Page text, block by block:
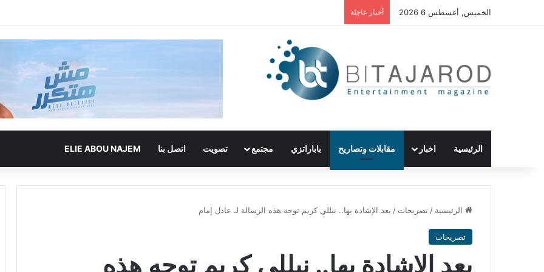
الخميس, أغسطس 6 2026 أخبار عاجلة
الرئيسية اخبار مقابلات وتصاريح باباراتزي مجتمع تصويت اتصل بنا ELIE ABOU NAJEM
الرئيسية / تصريحات / بعد الإشادة بها.. نيللي كريم توجه هذه الرسالة لـ عادل إمام
تصريحات
بعد الإشادة بها.. نيللي كريم توجه هذه